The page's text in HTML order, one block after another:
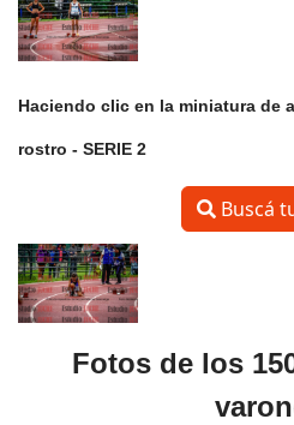
Haciendo clic en la miniatura de
rostro - SERIE 2
Buscá
Fotos de los